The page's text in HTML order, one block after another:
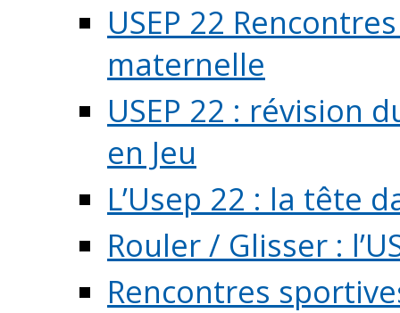
USEP 22
maternelle
USEP 22 : révision
en Jeu
L’Usep 22 : la tête
Rouler / Glisser :
Rencontres